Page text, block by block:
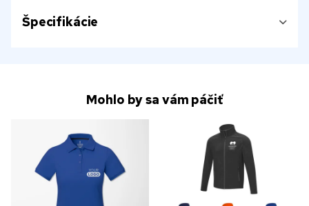
Špecifikácie
Mohlo by sa vám páčiť